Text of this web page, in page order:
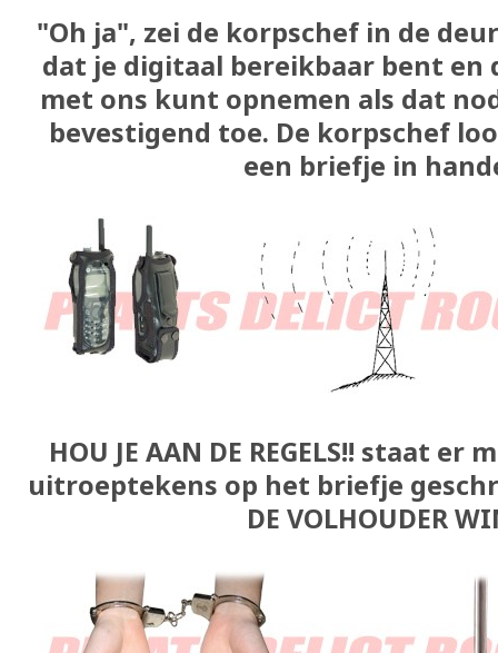
"Oh ja", zei de korpschef in de
dat je digitaal bereikbaar bent
met ons kunt opnemen als dat
bevestigend toe. De korpschef
een briefje in
HOU JE AAN DE REGELS!! staat
uitroeptekens op het briefje
DE VOLHOUDER